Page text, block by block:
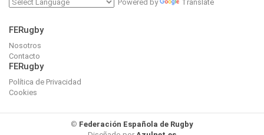
Powered by Translate
FERugby
Nosotros
Contacto
FERugby
Política de Privacidad
Cookies
© Federación Española de Rugby